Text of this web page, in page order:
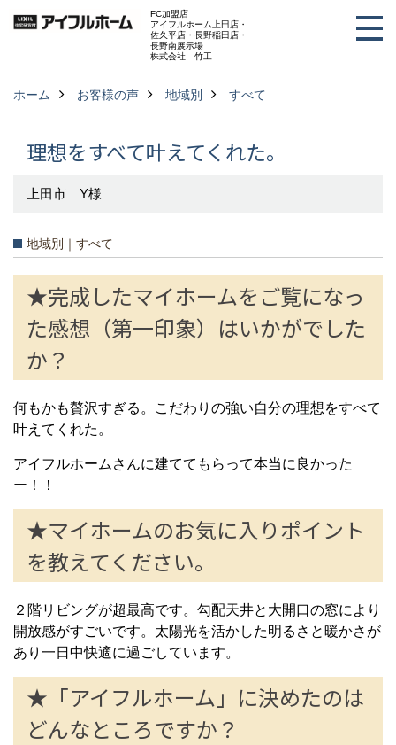
FC加盟店
アイフルホーム上田店・
佐久平店・長野稲田店・
長野南展示場
株式会社 竹工
ホーム お客様の声 地域別 すべて
理想をすべて叶えてくれた。
上田市 Y様
地域別｜すべて
★完成したマイホームをご覧になっ
た感想（第一印象）はいかがでした
か？
何もかも贅沢すぎる。こだわりの強い自分の理想をすべて
叶えてくれた。
アイフルホームさんに建ててもらって本当に良かった
ー！！
★マイホームのお気に入りポイント
を教えてください。
２階リビングが超最高です。勾配天井と大開口の窓により
開放感がすごいです。太陽光を活かした明るさと暖かさが
あり一日中快適に過ごしています。
★「アイフルホーム」に決めたのは
どんなところですか？